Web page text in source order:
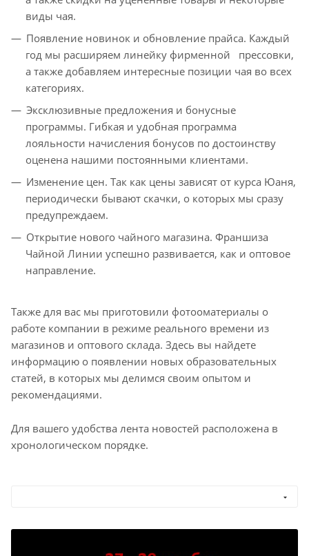
виды чая.
Появление новинок и обновление прайса. Каждый
год мы расширяем линейку фирменной прессовки,
а также добавляем интересные позиции чая во всех
категориях.
Эксклюзивные предложения и бонусные
программы. Гибкая и удобная программа
лояльности начисления бонусов по достоинству
оценена нашими постоянными клиентами.
Изменение цен. Так как цены зависят от курса Юаня,
периодически бывают скачки, о которых мы сразу
предупреждаем.
Открытие нового чайного магазина. Франшиза
Чайной Линии успешно развивается, как и оптовое
направление.
Также для вас мы приготовили фотооматериалы о
работе компании в режиме реального времени из
магазинов и оптового склада. Здесь вы найдете
информацию о появлении новых образовательных
статей, в которых мы делимся своим опытом и
рекомендациями.
Для вашего удобства лента новостей расположена в
хронологическом порядке.